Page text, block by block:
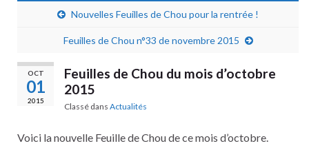
Nouvelles Feuilles de Chou pour la rentrée !
Feuilles de Chou n°33 de novembre 2015
OCT
01
2015
Feuilles de Chou du mois d’octobre
2015
Classé dans Actualités
Voici la nouvelle Feuille de Chou de ce mois d’octobre.